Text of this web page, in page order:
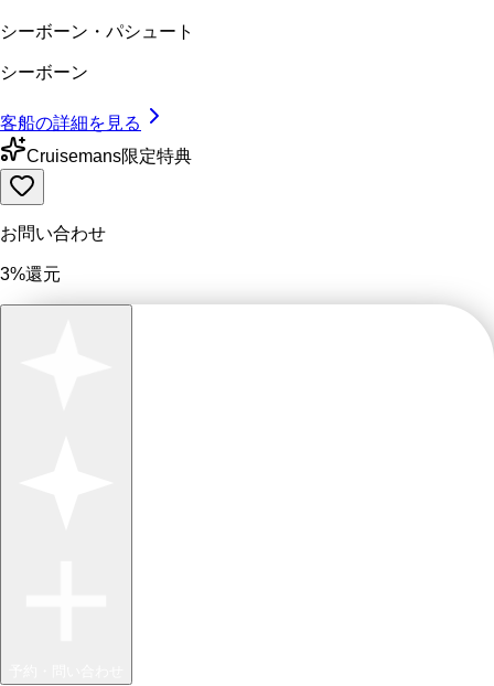
シーボーン・パシュート
シーボーン
客船の詳細を見る
Cruisemans限定特典
お問い合わせ
3%還元